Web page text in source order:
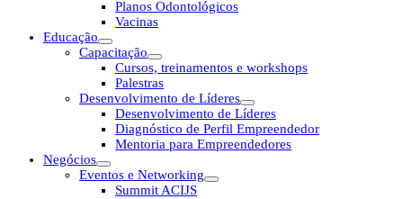
Planos Odontológicos
Vacinas
Educação
Capacitação
Cursos, treinamentos e workshops
Palestras
Desenvolvimento de Líderes
Desenvolvimento de Líderes
Diagnóstico de Perfil Empreendedor
Mentoria para Empreendedores
Negócios
Eventos e Networking
Summit ACIJS